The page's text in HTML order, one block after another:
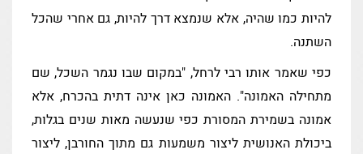
להיות כמו שהיה, אלא שנמצא דרך להיות, גם אחרי שהכל
השתנה.
כפי שאמר אותו רבי לרחל, "במקום שבו נגמר השכל, שם
מתחילה האמונה". האמונה כאן אינה דתית בהכרח, אלא
אמונה בשמירת המסורת כפי שנעשה מאות שנים בגלות,
ביכולת האנושית ליצור משמעות גם מתוך החורבן, ליצור